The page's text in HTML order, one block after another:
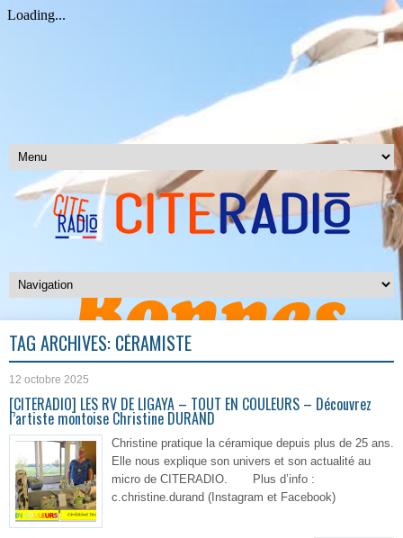
TAG ARCHIVES: CÉRAMISTE
12 octobre 2025
[CITERADIO] LES RV DE LIGAYA – TOUT EN COULEURS – Découvrez
l’artiste montoise Christine DURAND
Christine pratique la céramique depuis plus de 25 ans.
Elle nous explique son univers et son actualité au
micro de CITERADIO. Plus d’info :
c.christine.durand (Instagram et Facebook)